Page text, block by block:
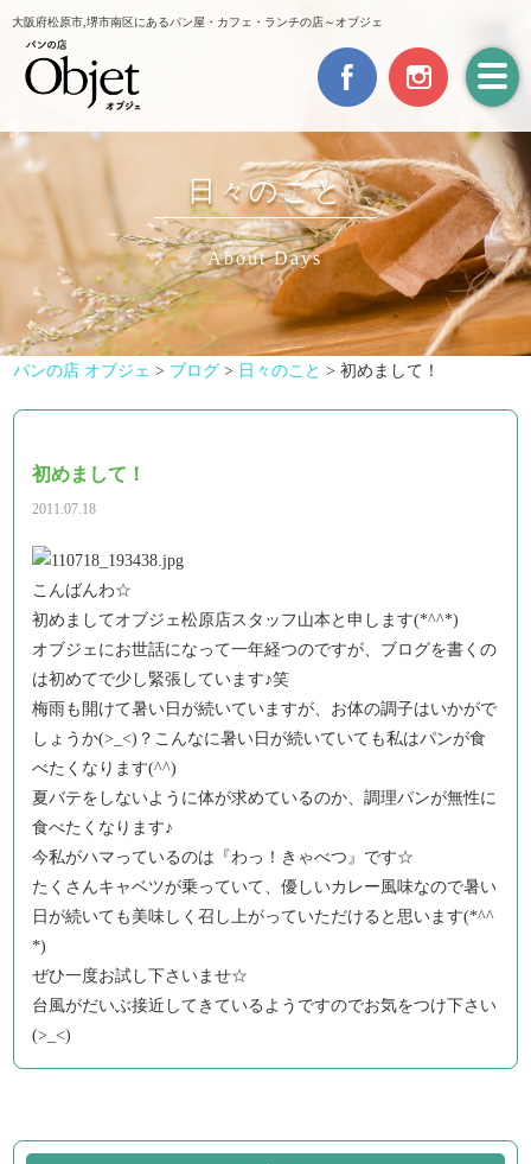
大阪府松原市,堺市南区にあるパン屋・カフェ・ランチの店～オブジェ
日々のこと
About Days
パンの店 オブジェ > ブログ > 日々のこと >初めまして！
初めまして！
2011.07.18
こんばんわ☆
初めましてオブジェ松原店スタッフ山本と申します(*^^*)
オブジェにお世話になって一年経つのですが、ブログを書くの
は初めてで少し緊張しています♪笑
梅雨も開けて暑い日が続いていますが、お体の調子はいかがで
しょうか(>_<)？こんなに暑い日が続いていても私はパンが食
べたくなります(^^)
夏バテをしないように体が求めているのか、調理パンが無性に
食べたくなります♪
今私がハマっているのは『わっ！きゃべつ』です☆
たくさんキャベツが乗っていて、優しいカレー風味なので暑い
日が続いても美味しく召し上がっていただけると思います(*^^
*)
ぜひ一度お試し下さいませ☆
台風がだいぶ接近してきているようですのでお気をつけ下さい
(>_<)